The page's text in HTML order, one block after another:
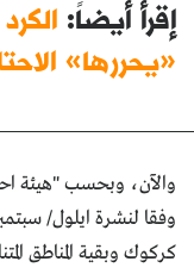
إقرأ أيضاً:
«يحررها»
والآن، وبحسب "هيئة
كركوك وبقية المناطق